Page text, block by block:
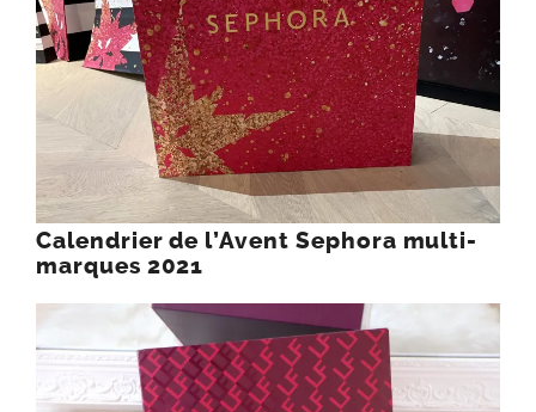
Calendrier de l’Avent Sephora multi-
marques 2021